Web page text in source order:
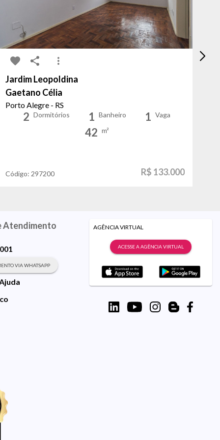
Jardim Leopoldina
Gaetano Célia
Porto Alegre - RS
2 Dormitórios 1 Banheiro 1 Vaga
42 m²
Código: 297200 R$ 133.000
Atendimento
VIA WHATSAPP
AGÊNCIA VIRTUAL
ACESSE A AGÊNCIA VIRTUAL